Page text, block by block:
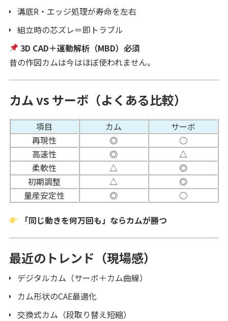
溝底R・エッジ処理が寿命を左右
組立時の芯ズレ＝即トラブル
3D CAD＋運動解析（MBD）必須
昔の作図カムは今はほぼ使われません。
カム vs サーボ（よくある比較）
項目 カム
サーボ
再現性
◎
○
高速性
◎
△
柔軟性
△
◎
初期調整
△
◎
量産安定性
◎ ○
「同じ動きを何万回も」ならカムが勝つ
最近のトレンド（現場感）
デジタルカム（サーボ＋カム曲線）
カム形状のCAE最適化
交換式カム（段取り替え短縮）